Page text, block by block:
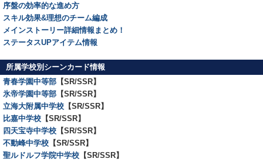
序盤の効率的な進め方
スキル効果&理想のチーム編成
メインストーリー詳細情報まとめ！
ステータスUPアイテム情報
所属学校別シーンカード情報
青春学園中等部 【SR/SSR】
氷帝学園中等部 【SR/SSR】
立海大附属中学校 【SR/SSR】
比嘉中学校 【SR/SSR】
四天宝寺中学校 【SR/SSR】
不動峰中学校 【SR/SSR】
聖ルドルフ学院中学校 【SR/SSR】